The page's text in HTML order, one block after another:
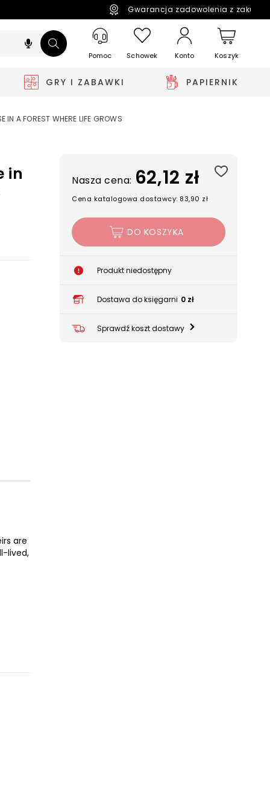
Gwarancja zadowolenia z
Pomoc Schowek Konto Koszyk
GRY I ZABAWKI PAPIERNIK
IN A FOREST WHERE LIFE GROWS
in
are
lived,
Nasza cena: 62,12 zł
Cena katalogowa dostawcy: 83,90 zł
DO KOSZYKA
Produkt niedostępny
Dostawa do księgarni 0 zł
Sprawdź koszt dostawy